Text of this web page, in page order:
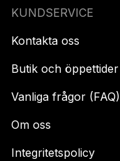
KUNDSERVICE
Kontakta oss
Butik och öppettider
Vanliga frågor (FAQ)
Om oss
Integritetspolicy